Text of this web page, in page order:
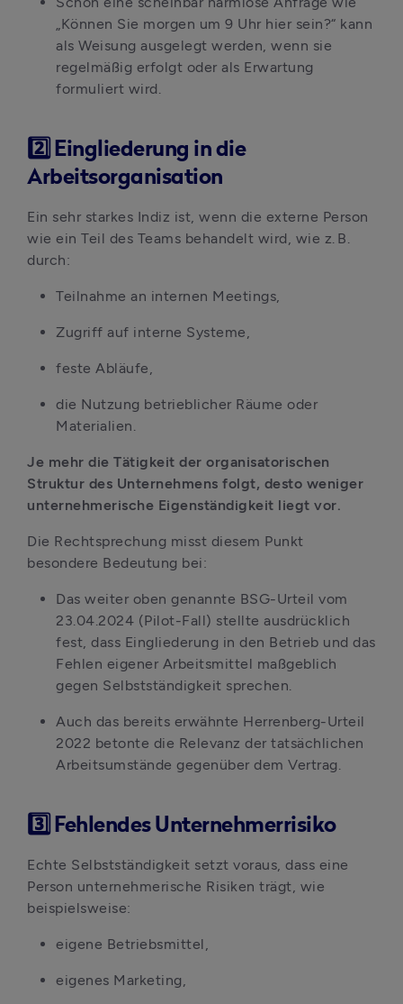
„Können Sie morgen um 9 Uhr hier sein?“ kann
als Weisung ausgelegt werden, wenn sie
regelmäßig erfolgt oder als Erwartung
formuliert wird.
2️⃣ Eingliederung in die
Arbeitsorganisation
Ein sehr starkes Indiz ist, wenn die externe Person
wie ein Teil des Teams behandelt wird, wie z. B.
durch:
Teilnahme an internen Meetings,
Zugriff auf interne Systeme,
feste Abläufe,
die Nutzung betrieblicher Räume oder
Materialien.
Je mehr die Tätigkeit der organisatorischen
Struktur des Unternehmens folgt, desto weniger
unternehmerische Eigenständigkeit liegt vor.
Die Rechtsprechung misst diesem Punkt
besondere Bedeutung bei:
Das weiter oben genannte BSG-Urteil vom
23.04.2024 (Pilot-Fall) stellte ausdrücklich
fest, dass Eingliederung in den Betrieb und das
Fehlen eigener Arbeitsmittel maßgeblich
gegen Selbstständigkeit sprechen.
Auch das bereits erwähnte Herrenberg-Urteil
2022 betonte die Relevanz der tatsächlichen
Arbeitsumstände gegenüber dem Vertrag.
3️⃣ Fehlendes Unternehmerrisiko
Echte Selbstständigkeit setzt voraus, dass eine
Person unternehmerische Risiken trägt, wie
beispielsweise:
eigene Betriebsmittel,
eigenes Marketing,